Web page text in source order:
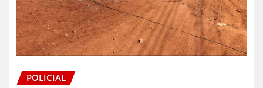
POLICIAL